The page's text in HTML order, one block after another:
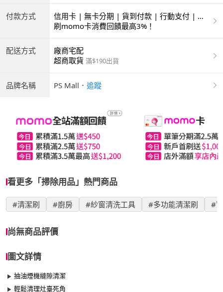
付款方式
信用卡 | 無卡分期 | 貨到付款 | 行動支付 | 超
商付款 | ATM | 銀聯卡
刷momo卡消費回饋最高3%！
配送方式
廠商宅配
超商取貨 滿$190出貨
品牌名稱 PS Mall ． 追蹤
看更多「掃除用品」熱門商品
#清潔刷 #廚房 #紗窗清洗工具 #多功能清潔刷 #
尚無商品評價
圖文詳情
抽油煙機縫隙清潔
輕鬆清理灶臺死角